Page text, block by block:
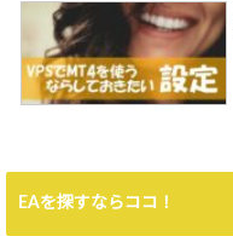
EAを探すならココ！